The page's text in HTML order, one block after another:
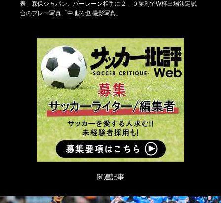
表」森保ジャパン、バーレーン相手に２－０勝利でW杯出場決定試
合のプレー写真「中地拓也 撮影写真」
関連記事